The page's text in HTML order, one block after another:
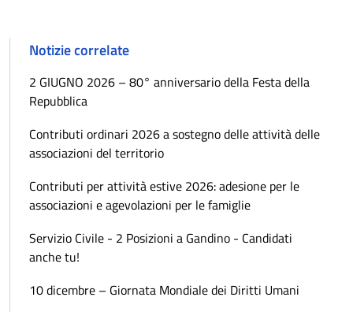
Notizie correlate
2 GIUGNO 2026 – 80° anniversario della Festa della
Repubblica
Contributi ordinari 2026 a sostegno delle attività delle
associazioni del territorio
Contributi per attività estive 2026: adesione per le
associazioni e agevolazioni per le famiglie
Servizio Civile - 2 Posizioni a Gandino - Candidati
anche tu!
10 dicembre – Giornata Mondiale dei Diritti Umani